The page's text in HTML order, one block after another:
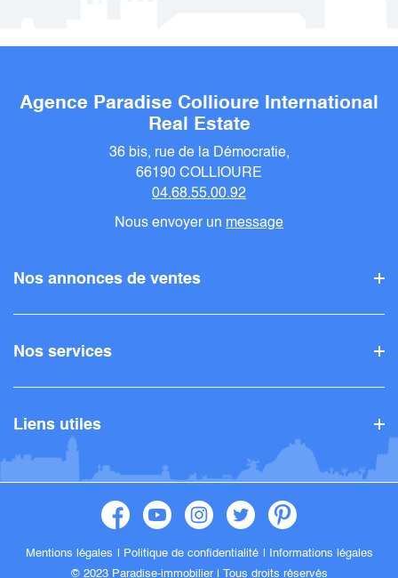
Agence Paradise Collioure International
Real Estate
36 bis, rue de la Démocratie,
66190 COLLIOURE
04.68.55.00.92
Nous envoyer unmessage
Nos annonces de ventes
Nos services
Liens utiles
Mentions légales Politique de confidentialité
Informations légales
© 2023 Paradise-immobilier | Tous droits réservés